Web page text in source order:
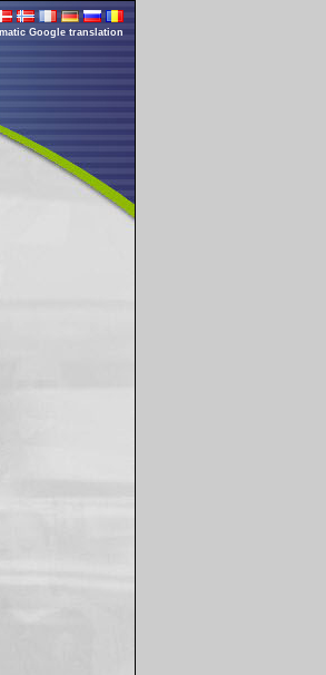
Google translation